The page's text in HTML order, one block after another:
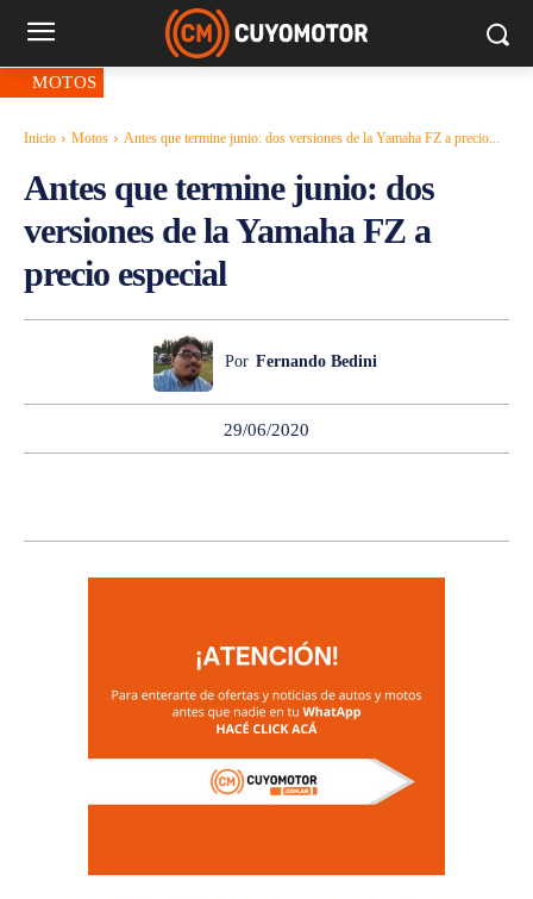
MOTOS
Inicio Motos Antes que termine junio: dos versiones de la Yamaha FZ a precio...
Antes que termine junio: dos
versiones de la Yamaha FZ a
precio especial
Por Fernando Bedini
29/06/2020